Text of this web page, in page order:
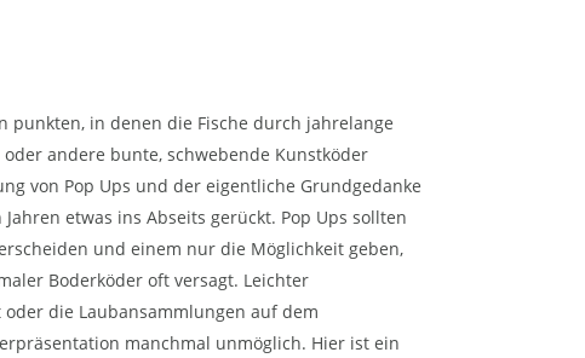
punkten, in denen die Fische durch jahrelange
andere bunte, schwebende Kunstköder
von Pop Ups und der eigentliche Grundgedanke
etwas ins Abseits gerückt. Pop Ups sollten
und einem nur die Möglichkeit geben,
Boderköder oft versagt. Leichter
die Laubansammlungen auf dem
manchmal unmöglich. Hier ist ein